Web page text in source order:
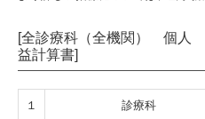
[全診療科（全機関） 個
益計算書]
１ 診療科